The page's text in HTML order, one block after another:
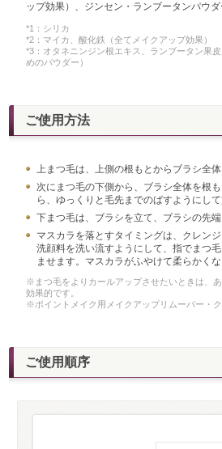
ップ効果）、ジンセン・ランブータンパウダ
*1：シリカ
*2：マイカ、酸化鉄（全てメイクアップ効果）
*3：オタネニンジン根エキス、ランブータン果
めのパウダー）
ご使用方法
上まつ毛は、上側の根もとからブラシ全
次にまつ毛の下側から、ブラシ全体を根
ら、ゆっくりと毛先までのばすようにして
下まつ毛は、ブラシを立て、ブラシの先
マスカラを落とすタイミングは、クレン
洗顔料を洗い流すようにして、指でまつ
ませます。マスカラがふやけて柔らかく
※まつ毛をよりカールアップさせたいときは、
効果的です。
※ポイントメイク用メイクアップリムーバー・
ご使用順序